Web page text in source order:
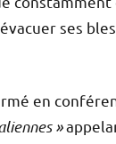
ses
en
»